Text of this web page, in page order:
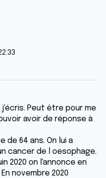
Peut être pour me
avoir de réponse à
de 64 ans. On lui a
cancer de l oesophage.
2020 on l'annonce en
novembre 2020